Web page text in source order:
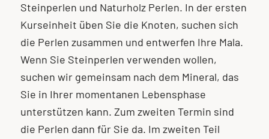
Steinperlen und Naturholz Perlen. In der ersten
Kurseinheit üben Sie die Knoten, suchen sich
die Perlen zusammen und entwerfen Ihre Mala.
Wenn Sie Steinperlen verwenden wollen,
suchen wir gemeinsam nach dem Mineral, das
Sie in Ihrer momentanen Lebensphase
unterstützen kann. Zum zweiten Termin sind
die Perlen dann für Sie da. Im zweiten Teil